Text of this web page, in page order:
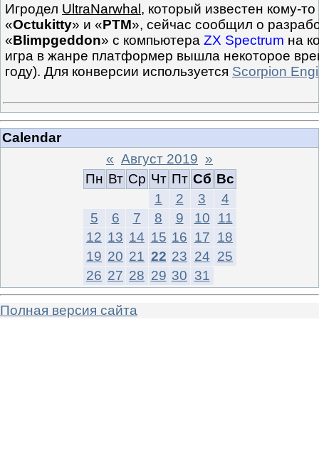
Игродел UltraNarwhal, который известен кому-
«Octukitty» и «PTM», сейчас сообщил о
«Blimpgeddon» с компьютера ZX Spectrum на
игра в жанре платформер вышла некоторое
году). Для конверсии используется Scorpion
Calendar
« Август 2019 »
Пн Вт Ср Чт Пт Сб Вс
1
2 3
4
5
6 7 8 9 10
11
12 13 14 15 16 17 18
19 20 21 22 23 24 25
26 27 28 29 30 31
Полная версия сайта